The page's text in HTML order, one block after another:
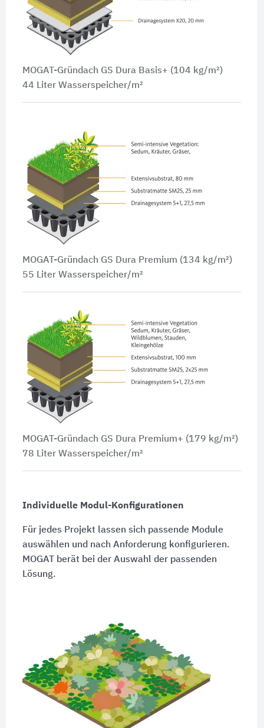
MOGAT-Gründach GS Dura Basis+ (104 kg/m²)
44 Liter Wasserspeicher/m²
MOGAT-Gründach GS Dura Premium (134 kg/m²)
55 Liter Wasserspeicher/m²
MOGAT-Gründach GS Dura Premium+ (179 kg/m²)
78 Liter Wasserspeicher/m²
Individuelle Modul-Konfigurationen
Für jedes Projekt lassen sich passende Module
auswählen und nach Anforderung konfigurieren.
MOGAT berät bei der Auswahl der passenden
Lösung.